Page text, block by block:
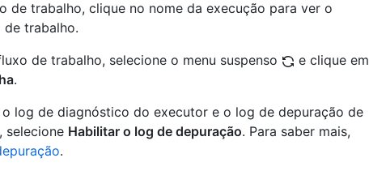
de trabalho, clique no nome da execução para ver o
trabalho.
de trabalho, selecione o menu suspenso
e clique em
.
log de diagnóstico do executor e o log de depuração de
selecione Habilitar o log de depuração. Para saber mais,
.